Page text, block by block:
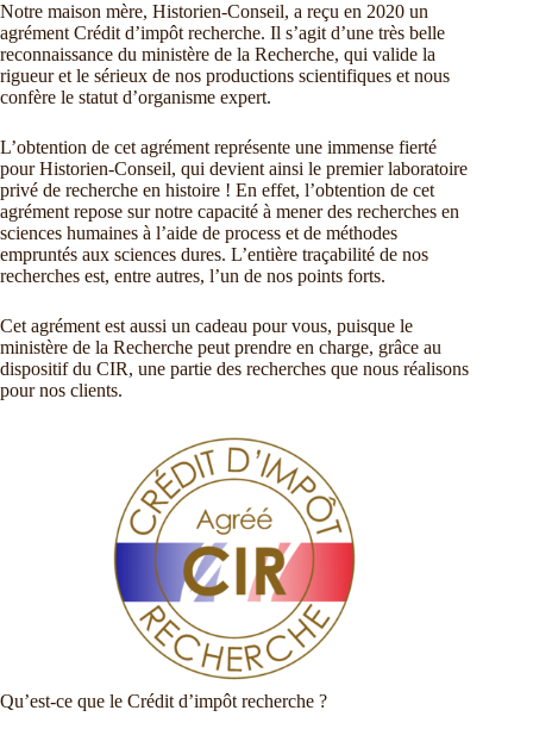
Notre maison mère, Historien-Conseil, a reçu en 2020 un
agrément Crédit d’impôt recherche. Il s’agit d’une très belle
reconnaissance du ministère de la Recherche, qui valide la
rigueur et le sérieux de nos productions scientifiques et nous
confère le statut d’organisme expert.
L’obtention de cet agrément représente une immense fierté
pour Historien-Conseil, qui devient ainsi le premier laboratoire
privé de recherche en histoire ! En effet, l’obtention de cet
agrément repose sur notre capacité à mener des recherches en
sciences humaines à l’aide de process et de méthodes
empruntés aux sciences dures. L’entière traçabilité de nos
recherches est, entre autres, l’un de nos points forts.
Cet agrément est aussi un cadeau pour vous, puisque le
ministère de la Recherche peut prendre en charge, grâce au
dispositif du CIR, une partie des recherches que nous réalisons
pour nos clients.
Qu’est-ce que le Crédit d’impôt recherche ?